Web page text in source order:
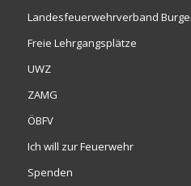
Landesfeuerwehrverband
Freie Lehrgangsplätze
UWZ
ZAMG
ÖBFV
Ich will zur Feuerwehr
Spenden